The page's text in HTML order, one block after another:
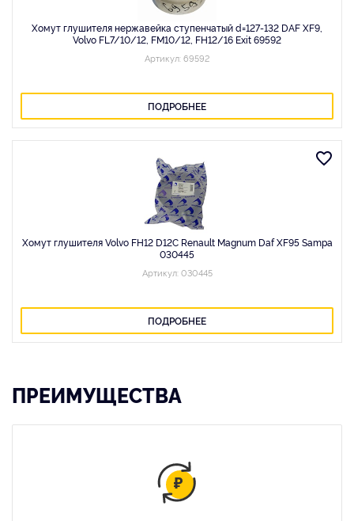
Хомут глушителя нержавейка ступенчатый d=127-132 DAF XF9,
Volvo FL7/10/12, FM10/12, FH12/16 Exit 69592
Артикул: 69592
ПОДРОБНЕЕ
Хомут глушителя Volvo FH12 D12C Renault Magnum Daf XF95 Sampa
030445
Артикул: 030445
ПОДРОБНЕЕ
ПРЕИМУЩЕСТВА